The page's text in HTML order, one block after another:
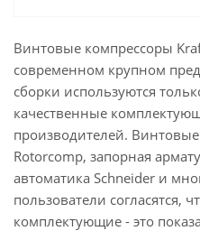
Винтовые компрессоры
современном крупном
сборки используются
качественные
производителей.
Rotorcomp, запорная
автоматика Schneider и
пользователи согласятся,
комплектующие - это